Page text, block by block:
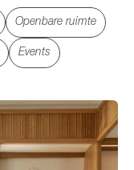
Openbare ruimte
Events